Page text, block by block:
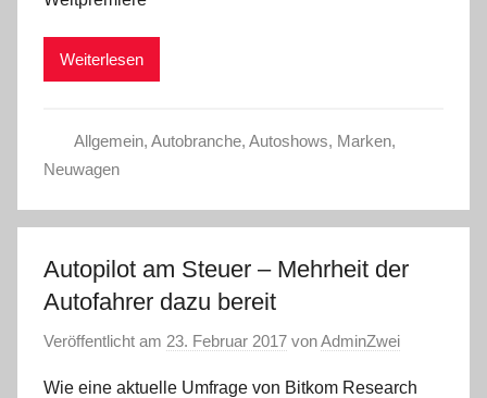
Weiterlesen
Allgemein, Autobranche, Autoshows, Marken,
Neuwagen
Autopilot am Steuer – Mehrheit der
Autofahrer dazu bereit
Veröffentlicht am 23. Februar 2017 vonAdminZwei
Wie eine aktuelle Umfrage von Bitkom Research